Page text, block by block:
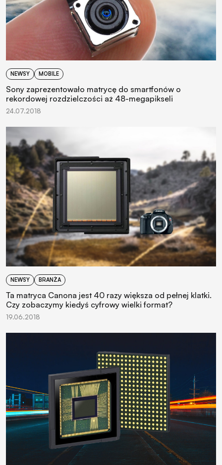
NEWSY MOBILE
Sony zaprezentowało matrycę do smartfonów o
rekordowej rozdzielczości aż 48-megapikseli
24.07.2018
NEWSY BRANŻA
Ta matryca Canona jest 40 razy większa od pełnej klatki.
Czy zobaczymy kiedyś cyfrowy wielki format?
19.06.2018